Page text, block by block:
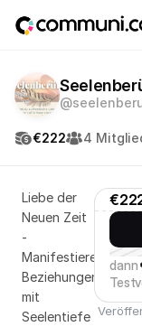
€222 4
Liebe der
Neuen Zeit
-
Manifestiere
Beziehungen
mit
Seelentiefe
dann